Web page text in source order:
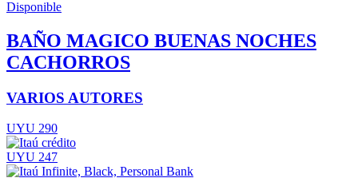
Disponible
BAÑO MAGICO BUENAS NOCHES
CACHORROS
VARIOS AUTORES
UYU 290
UYU 247